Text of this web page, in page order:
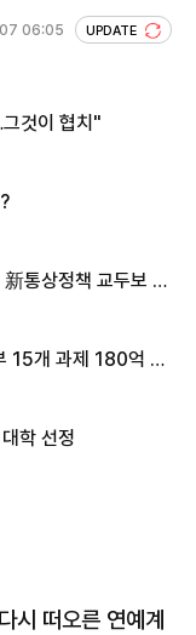
06:05 UPDATE
것이 협치"
통상정책 교두보 활
15개 과제 180억 지
학 선정
시 떠오른 연예계